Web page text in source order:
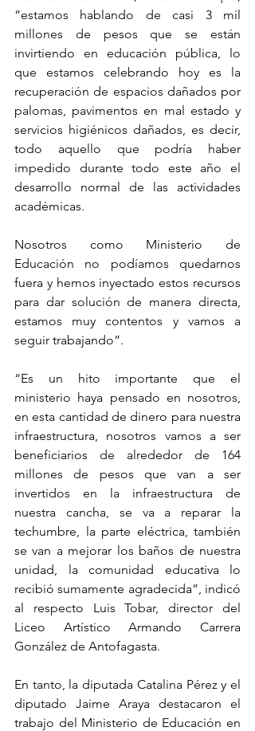
“estamos hablando de casi 3 mil
millones de pesos que se están
invirtiendo en educación pública, lo
que estamos celebrando hoy es la
recuperación de espacios dañados por
palomas, pavimentos en mal estado y
servicios higiénicos dañados, es decir,
todo aquello que podría haber
impedido durante todo este año el
desarrollo normal de las actividades
académicas.
Nosotros como Ministerio de
Educación no podíamos quedarnos
fuera y hemos inyectado estos recursos
para dar solución de manera directa,
estamos muy contentos y vamos a
seguir trabajando”.
“Es un hito importante que el
ministerio haya pensado en nosotros,
en esta cantidad de dinero para nuestra
infraestructura, nosotros vamos a ser
beneficiarios de alrededor de 164
millones de pesos que van a ser
invertidos en la infraestructura de
nuestra cancha, se va a reparar la
techumbre, la parte eléctrica, también
se van a mejorar los baños de nuestra
unidad, la comunidad educativa lo
recibió sumamente agradecida”, indicó
al respecto Luis Tobar, director del
Liceo Artístico Armando Carrera
González de Antofagasta.
En tanto, la diputada Catalina Pérez y el
diputado Jaime Araya destacaron el
trabajo del Ministerio de Educación en